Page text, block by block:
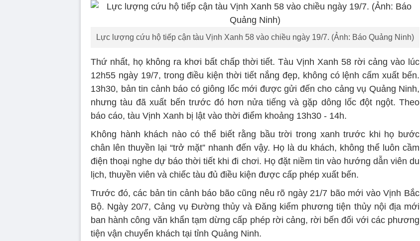
Lực lượng cứu hộ tiếp cận tàu Vịnh Xanh 58 vào chiều ngày 19/7. (Ảnh: Báo Quảng Ninh)
Thứ nhất, họ không ra khơi bất chấp thời tiết. Tàu Vịnh Xanh 58 rời cảng vào lúc
12h55 ngày 19/7, trong điều kiện thời tiết nắng đẹp, không có lệnh cấm xuất bến.
13h30, bản tin cảnh báo có giông lốc mới được gửi đến cho cảng vụ Quảng Ninh,
nhưng tàu đã xuất bến trước đó hơn nửa tiếng và gặp dông lốc đột ngột. Theo
báo cáo, tàu Vịnh Xanh bị lật vào thời điểm khoảng 13h30 - 14h.
Không hành khách nào có thể biết rằng bầu trời trong xanh trước khi họ bước
chân lên thuyền lại “trở mặt” nhanh đến vậy. Họ là du khách, không thể luôn cầm
điện thoại nghe dự báo thời tiết khi đi chơi. Họ đặt niềm tin vào hướng dẫn viên du
lịch, thuyền viên và chiếc tàu đủ điều kiện được cấp phép xuất bến.
Trước đó, các bản tin cảnh báo bão cũng nêu rõ ngày 21/7 bão mới vào Vịnh Bắc
Bộ. Ngày 20/7, Cảng vụ Đường thủy và Đăng kiểm phương tiện thủy nội địa mới
ban hành công văn khẩn tạm dừng cấp phép rời cảng, rời bến đối với các phương
tiện vận chuyển khách tại tỉnh Quảng Ninh.